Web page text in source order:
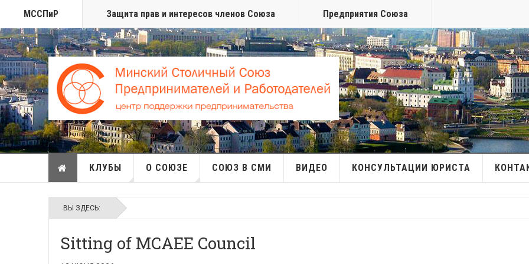
МССПиР Защита прав и интересов членов Союза Предприятия Союза
КЛУБЫ О СОЮЗЕ СОЮЗ В СМИ ВИДЕО КОНСУЛЬТАЦИИ ЮРИСТА
ВЫ ЗДЕСЬ:
Sitting of MCAEE Council